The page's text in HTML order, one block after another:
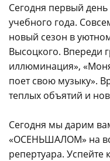
Сегодня первый
учебного года.
новый сезон в
Высоцкого. Впереди
иллюминация»,
поет свою музыку».
теплых объятий и
Сегодня мы дарим
«ОСЕНЬШАЛОМ» на
репертуара. Успейте